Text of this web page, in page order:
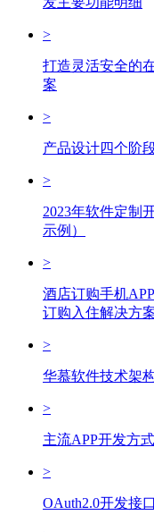
>
打造灵活安全的
案
>
产品设计四个阶
>
2023年软件定制
示例）
>
酒店订购手机
订购入住解决方案
>
华慕软件技术架
>
主流APP开发方
>
OAuth2.0开发接